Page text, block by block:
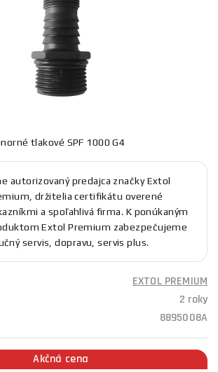
tlakové SPF 1000 G4
autorizovaný predajca značky Extol
držitelia certifikátu overené
a spoľahlivá firma. K ponúkaným
Extol Premium zabezpečujeme
servis, dopravu, servis plus.
EXTOL PREMIUM
2 roky
8895008A
Akčná cena